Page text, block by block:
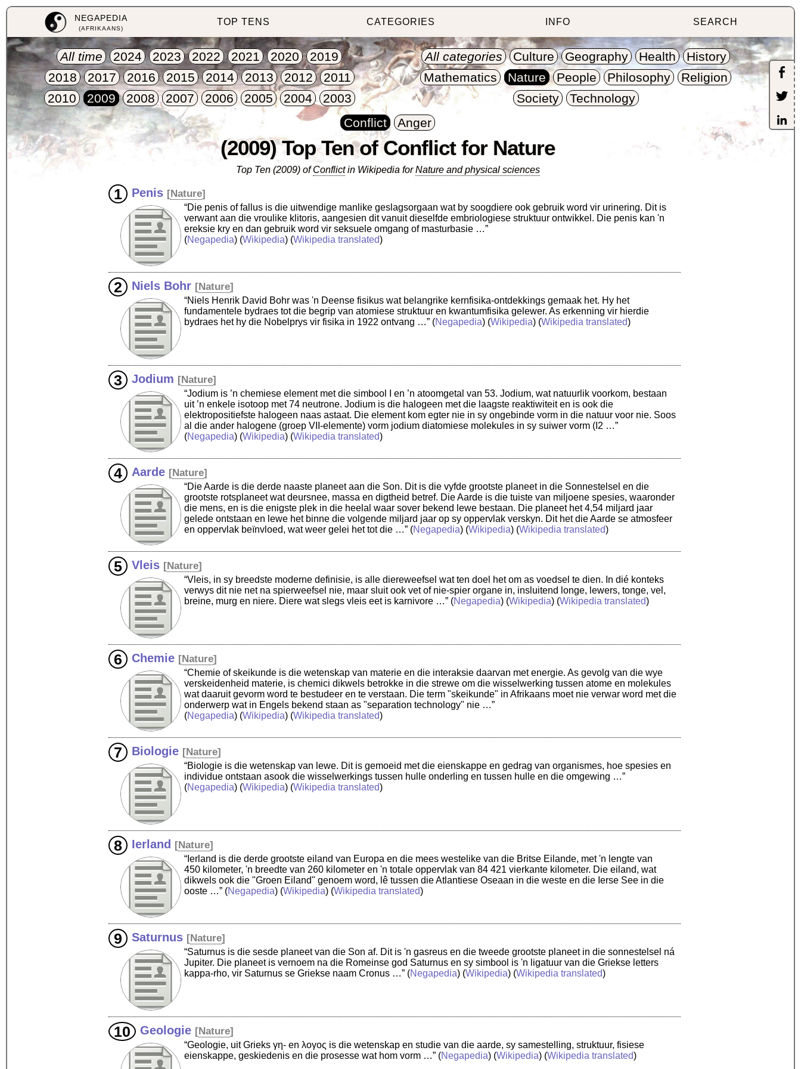
NEGAPEDIA
(AFRIKAANS)
TOP TENS CATEGORIES INFO SEARCH
All time 2024 2023 2022 2021 2020
2019
2018
2017 2016 2015 2014 2013 2012
2011
2010
2009 2008 2007 2006 2005 2004 2003
All categories Culture Geography Health
History
Mathematics
Nature People Philosophy
Religion
Society
Technology
Conflict
Anger
(2009) Top Ten of Conflict for Nature
Top Ten (2009) ofConflictin Wikipedia forNature and physical sciences
Penis [Nature]
“Die penis of fallus is die uitwendige manlike geslagsorgaan wat by soogdiere ook gebruik word vir urinering. Dit is
verwant aan die vroulike klitoris, aangesien dit vanuit dieselfde embriologiese struktuur ontwikkel. Die penis kan 'n
ereksie kry en dan gebruik word vir seksuele omgang of masturbasie …”
(Negapedia) (Wikipedia) (Wikipedia translated)
Niels Bohr [Nature]
“Niels Henrik David Bohr was 'n Deense fisikus wat belangrike kernfisika-ontdekkings gemaak het. Hy het
fundamentele bydraes tot die begrip van atomiese struktuur en kwantumfisika gelewer. As erkenning vir hierdie
bydraes het hy die Nobelprys vir fisika in 1922 ontvang …” (Negapedia) (Wikipedia) (Wikipedia translated)
Jodium [Nature]
“Jodium is ’n chemiese element met die simbool I en ’n atoomgetal van 53. Jodium, wat natuurlik voorkom, bestaan
uit ’n enkele isotoop met 74 neutrone. Jodium is die halogeen met die laagste reaktiwiteit en is ook die
elektropositiefste halogeen naas astaat. Die element kom egter nie in sy ongebinde vorm in die natuur voor nie. Soos
al die ander halogene (groep VII-elemente) vorm jodium diatomiese molekules in sy suiwer vorm (I2 …”
(Negapedia) (Wikipedia) (Wikipedia translated)
Aarde [Nature]
“Die Aarde is die derde naaste planeet aan die Son. Dit is die vyfde grootste planeet in die Sonnestelsel en die
grootste rotsplaneet wat deursnee, massa en digtheid betref. Die Aarde is die tuiste van miljoene spesies, waaronder
die mens, en is die enigste plek in die heelal waar sover bekend lewe bestaan. Die planeet het 4,54 miljard jaar
gelede ontstaan en lewe het binne die volgende miljard jaar op sy oppervlak verskyn. Dit het die Aarde se atmosfeer
en oppervlak beïnvloed, wat weer gelei het tot die …” (Negapedia) (Wikipedia) (Wikipedia translated)
Vleis [Nature]
“Vleis, in sy breedste moderne definisie, is alle diereweefsel wat ten doel het om as voedsel te dien. In dié konteks
verwys dit nie net na spierweefsel nie, maar sluit ook vet of nie-spier organe in, insluitend longe, lewers, tonge, vel,
breine, murg en niere. Diere wat slegs vleis eet is karnivore …” (Negapedia) (Wikipedia) (Wikipedia translated)
Chemie [Nature]
“Chemie of skeikunde is die wetenskap van materie en die interaksie daarvan met energie. As gevolg van die wye
verskeidenheid materie, is chemici dikwels betrokke in die strewe om die wisselwerking tussen atome en molekules
wat daaruit gevorm word te bestudeer en te verstaan. Die term "skeikunde" in Afrikaans moet nie verwar word met die
onderwerp wat in Engels bekend staan as "separation technology" nie …”
(Negapedia) (Wikipedia) (Wikipedia translated)
Biologie [Nature]
“Biologie is die wetenskap van lewe. Dit is gemoeid met die eienskappe en gedrag van organismes, hoe spesies en
individue ontstaan asook die wisselwerkings tussen hulle onderling en tussen hulle en die omgewing …”
(Negapedia) (Wikipedia) (Wikipedia translated)
Ierland [Nature]
“Ierland is die derde grootste eiland van Europa en die mees westelike van die Britse Eilande, met 'n lengte van
450 kilometer, 'n breedte van 260 kilometer en 'n totale oppervlak van 84 421 vierkante kilometer. Die eiland, wat
dikwels ook die "Groen Eiland" genoem word, lê tussen die Atlantiese Oseaan in die weste en die Ierse See in die
ooste …” (Negapedia) (Wikipedia) (Wikipedia translated)
Saturnus [Nature]
“Saturnus is die sesde planeet van die Son af. Dit is 'n gasreus en die tweede grootste planeet in die sonnestelsel ná
Jupiter. Die planeet is vernoem na die Romeinse god Saturnus en sy simbool is 'n ligatuur van die Griekse letters
kappa-rho, vir Saturnus se Griekse naam Cronus …” (Negapedia) (Wikipedia) (Wikipedia translated)
Geologie [Nature]
“Geologie, uit Grieks γη- en λογος is die wetenskap en studie van die aarde, sy samestelling, struktuur, fisiese
eienskappe, geskiedenis en die prosesse wat hom vorm …” (Negapedia) (Wikipedia) (Wikipedia translated)